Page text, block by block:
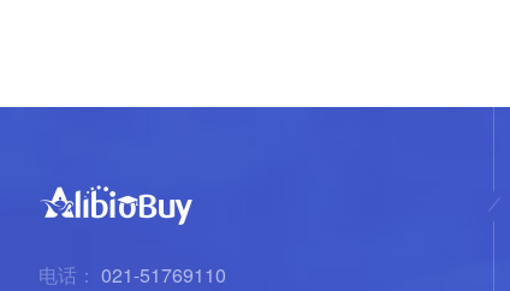
电话： 021-51769110